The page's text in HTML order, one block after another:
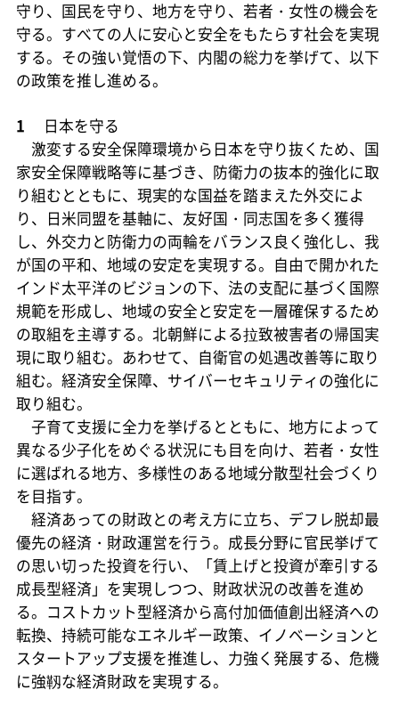
守り、国民を守り、地方を守り、若者・女性の機会を
守る。すべての人に安心と安全をもたらす社会を実現
する。その強い覚悟の下、内閣の総力を挙げて、以下
の政策を推し進める。
1
日本を守る
激変する安全保障環境から日本を守り抜くため、国
家安全保障戦略等に基づき、防衛力の抜本的強化に取
り組むとともに、現実的な国益を踏まえた外交によ
り、日米同盟を基軸に、友好国・同志国を多く獲得
し、外交力と防衛力の両輪をバランス良く強化し、我
が国の平和、地域の安定を実現する。自由で開かれた
インド太平洋のビジョンの下、法の支配に基づく国際
規範を形成し、地域の安全と安定を一層確保するため
の取組を主導する。北朝鮮による拉致被害者の帰国実
現に取り組む。あわせて、自衛官の処遇改善等に取り
組む。経済安全保障、サイバーセキュリティの強化に
取り組む。
子育て支援に全力を挙げるとともに、地方によって
異なる少子化をめぐる状況にも目を向け、若者・女性
に選ばれる地方、多様性のある地域分散型社会づくり
を目指す。
経済あっての財政との考え方に立ち、デフレ脱却最
優先の経済・財政運営を行う。成長分野に官民挙げて
の思い切った投資を行い、「賃上げと投資が牽引する
成長型経済」を実現しつつ、財政状況の改善を進め
る。コストカット型経済から高付加価値創出経済への
転換、持続可能なエネルギー政策、イノベーションと
スタートアップ支援を推進し、力強く発展する、危機
に強靱な経済財政を実現する。